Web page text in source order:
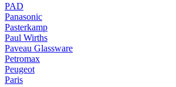
PAD
Panasonic
Pasterkamp
Paul Wirths
Paveau Glassware
Petromax
Peugeot
Paris